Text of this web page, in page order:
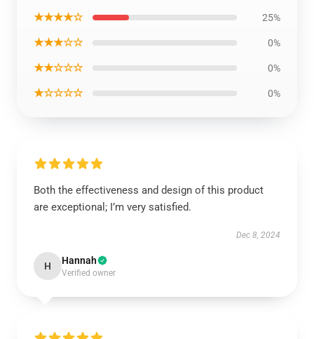
★★★★☆ 25%
★★★☆☆ 0%
★★☆☆☆ 0%
★☆☆☆☆ 0%
Both the effectiveness and design of this product
are exceptional; I’m very satisfied.
Dec 8, 2024
H Hannah
Verified owner